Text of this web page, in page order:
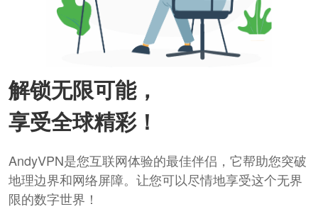
解锁无限可能，
享受全球精彩！
AndyVPN是您互联网体验的最佳伴侣，它帮助您突破
地理边界和网络屏障。让您可以尽情地享受这个无界
限的数字世界！